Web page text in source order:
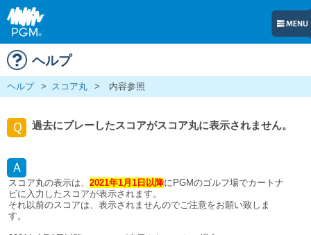
ヘルプ
ヘルプ > スコア丸 > 内容参照
Ｑ 過去にプレーしたスコアがスコア丸に表示されません。
Ａ
スコア丸の表示は、 2021年1月1日以降にPGMのゴルフ場でカートナ
ビに入力したスコアが表示されます。
それ以前のスコアは、表示されませんのでご注意をお願い致しま
す。